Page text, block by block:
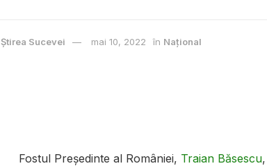
Știrea Sucevei mai 10, 2022 în Național
Fostul Preşedinte al României, Traian Băsescu